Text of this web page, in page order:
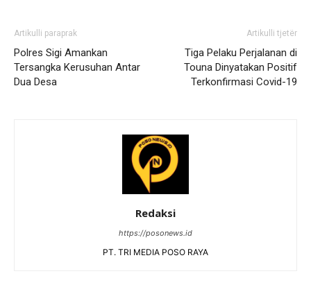
Artikulli paraprak
Polres Sigi Amankan
Tersangka Kerusuhan Antar
Dua Desa
Artikulli tjetër
Tiga Pelaku Perjalanan di
Touna Dinyatakan Positif
Terkonfirmasi Covid-19
Redaksi
https://posonews.id
PT. TRI MEDIA POSO RAYA